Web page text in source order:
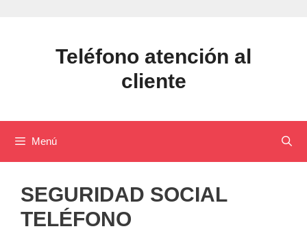
Teléfono atención al
cliente
Menú
SEGURIDAD SOCIAL
TELÉFONO